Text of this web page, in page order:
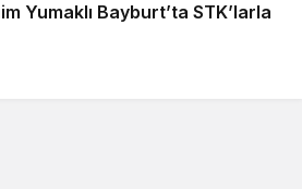
Yumaklı Bayburt’ta STK’larla